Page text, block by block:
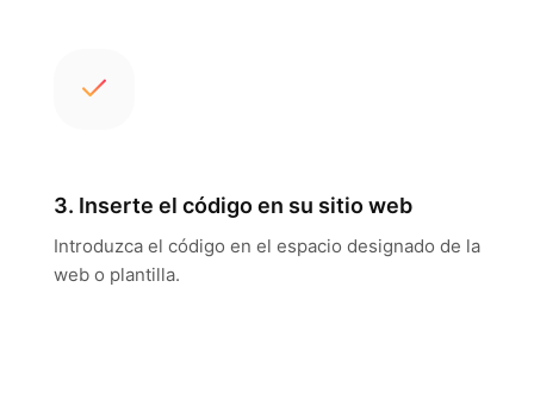
3. Inserte el código en su sitio web
Introduzca el código en el espacio designado de la
web o plantilla.